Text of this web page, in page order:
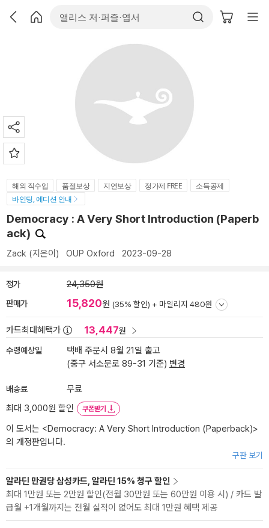
해외 직수입 품절보상 지연보상 정가제 FREE
소득공제
바인딩, 에디션 안내
Democracy : A Very Short Introduction (Paperb
ack)
Zack (지은이) OUP Oxford 2023-09-28
정가 24,350원
판매가 15,820원 (35% 할인) + 마일리지 480원
카드최대혜택가 13,447원
수령예상일
택배 주문시 8월 21일 출고
(중구 서소문로 89-31 기준) 변경
배송료
무료
최대 3,000원 할인
쿠폰받기
이 도서는 <Democracy: A Very Short Introduction (Paperback)>
의 개정판입니다.
구판 보기
알라딘 만권당 삼성카드, 알라딘 15% 청구 할인
최대 1만원 또는 2만원 할인(전월 30만원 또는 60만원 이용 시) / 카드 발
급월 +1개월까지는 전월 실적이 없어도 최대 1만원 혜택 제공